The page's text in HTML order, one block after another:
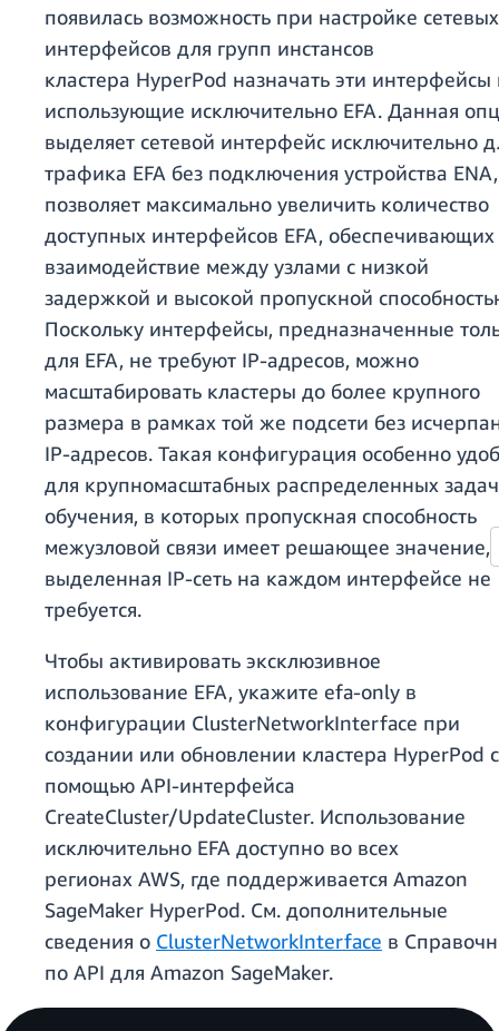
появилась возможность при настройке сетевых
интерфейсов для групп инстансов
кластера HyperPod назначать эти интерфейсы
использующие исключительно EFA. Данная
выделяет сетевой интерфейс исключительно
трафика EFA без подключения устройства
позволяет максимально увеличить количество
доступных интерфейсов EFA, обеспечивающих
взаимодействие между узлами с низкой
задержкой и высокой пропускной
Поскольку интерфейсы, предназначенные
для EFA, не требуют IP-адресов, можно
масштабировать кластеры до более крупного
размера в рамках той же подсети без
IP-адресов. Такая конфигурация особенно
для крупномасштабных распределенных задач
обучения, в которых пропускная способность
межузловой связи имеет решающее значение,
выделенная IP-сеть на каждом интерфейсе не
требуется.
Чтобы активировать эксклюзивное
использование EFA, укажите efa-only в
конфигурации ClusterNetworkInterface при
создании или обновлении кластера HyperPod с
помощью API-интерфейса
CreateCluster/UpdateCluster. Использование
исключительно EFA доступно во всех
регионах AWS, где поддерживается Amazon
SageMaker HyperPod. См. дополнительные
сведения о ClusterNetworkInterface в
по API для Amazon SageMaker.